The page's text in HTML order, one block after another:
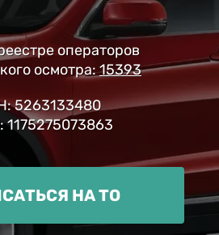
операторов
осмотра:15393
5263133480
1175275073863
НА ТО